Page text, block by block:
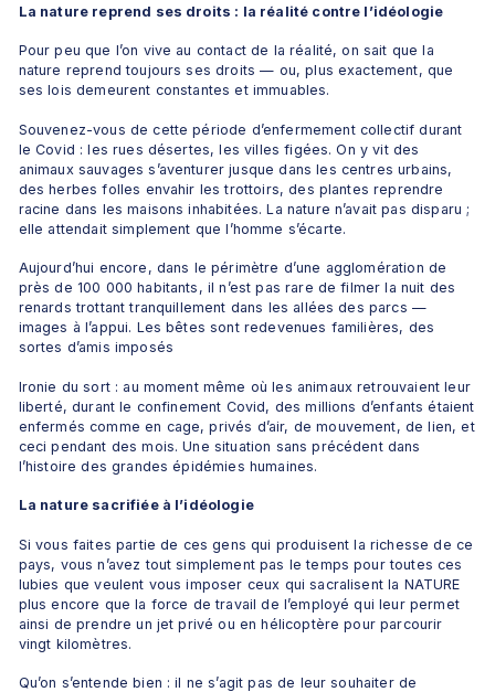
La nature reprend ses droits : la réalité contre l’idéologie
Pour peu que l’on vive au contact de la réalité, on sait que la
nature reprend toujours ses droits — ou, plus exactement, que
ses lois demeurent constantes et immuables.
Souvenez-vous de cette période d’enfermement collectif durant
le Covid : les rues désertes, les villes figées. On y vit des
animaux sauvages s’aventurer jusque dans les centres urbains,
des herbes folles envahir les trottoirs, des plantes reprendre
racine dans les maisons inhabitées. La nature n’avait pas disparu ;
elle attendait simplement que l’homme s’écarte.
Aujourd’hui encore, dans le périmètre d’une agglomération de
près de 100 000 habitants, il n’est pas rare de filmer la nuit des
renards trottant tranquillement dans les allées des parcs —
images à l’appui. Les bêtes sont redevenues familières, des
sortes d’amis imposés
Ironie du sort : au moment même où les animaux retrouvaient leur
liberté, durant le confinement Covid, des millions d’enfants étaient
enfermés comme en cage, privés d’air, de mouvement, de lien, et
ceci pendant des mois. Une situation sans précédent dans
l’histoire des grandes épidémies humaines.
La nature sacrifiée à l’idéologie
Si vous faites partie de ces gens qui produisent la richesse de ce
pays, vous n’avez tout simplement pas le temps pour toutes ces
lubies que veulent vous imposer ceux qui sacralisent la NATURE
plus encore que la force de travail de l’employé qui leur permet
ainsi de prendre un jet privé ou en hélicoptère pour parcourir
vingt kilomètres.
Qu’on s’entende bien : il ne s’agit pas de leur souhaiter de